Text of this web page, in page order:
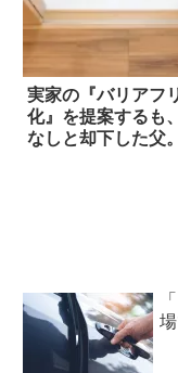
実家の『バリアフ
化』を提案するも
なしと却下した父